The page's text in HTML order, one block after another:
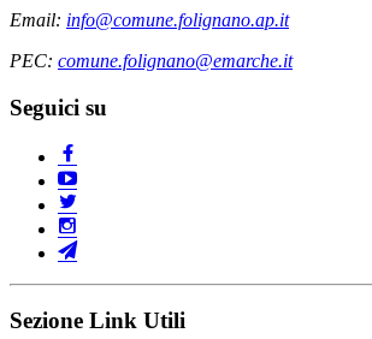
Email: info@comune.folignano.ap.it
PEC: comune.folignano@emarche.it
Seguici su
Sezione Link Utili